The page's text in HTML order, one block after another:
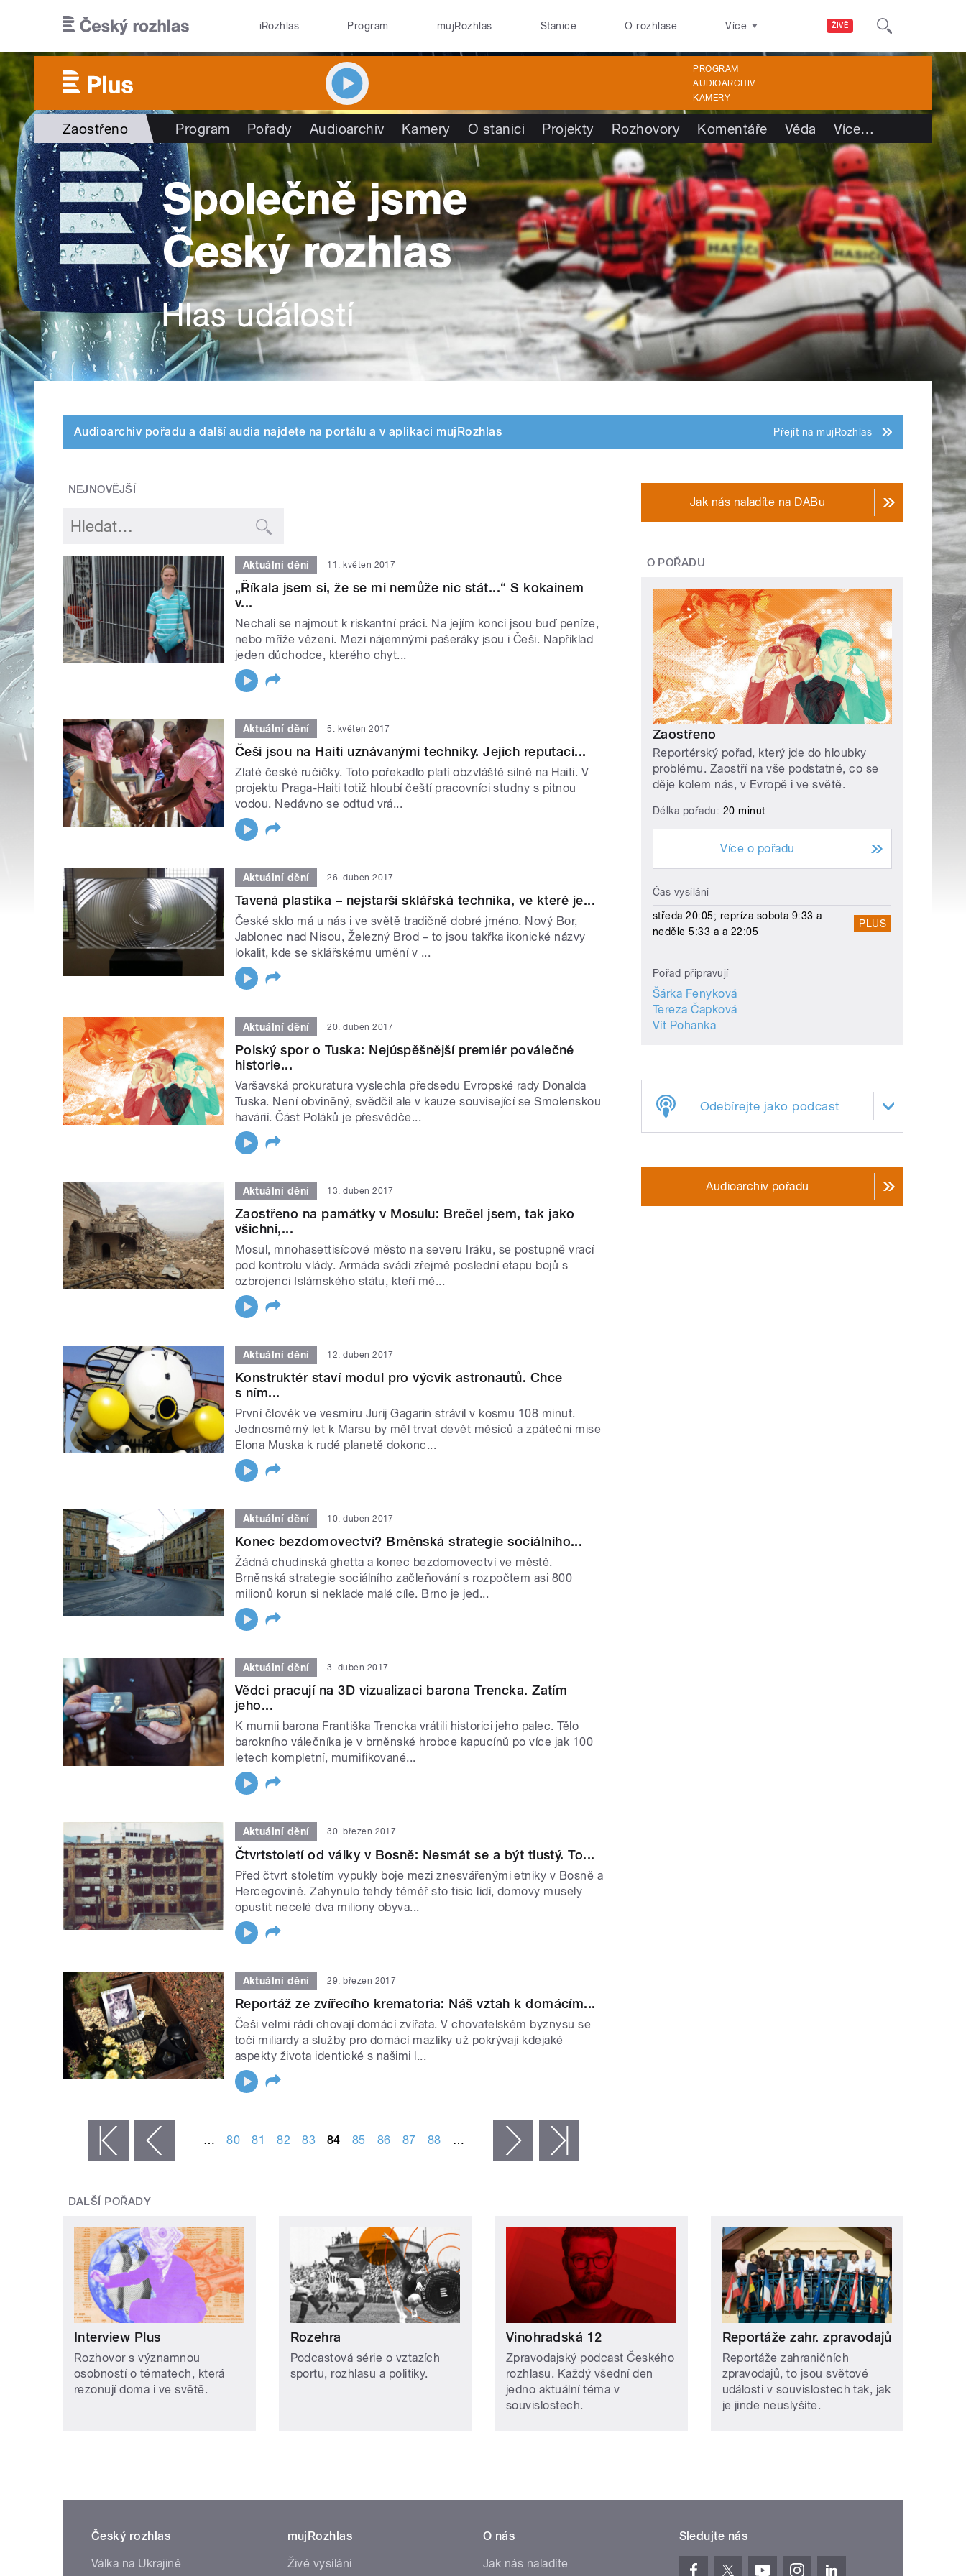
ŽIVĚ
iRozhlas Program mujRozhlas Stanice O rozhlase Více
PROGRAM
AUDIOARCHIV
KAMERY
Zaostřeno Program Pořady Audioarchiv Kamery O stanici Projekty Rozhovory Komentáře Věda Více…
Audioarchiv pořadu a další audia najdete na portálu a v aplikaci mujRozhlas Přejít na mujRozhlas
NEJNOVĚJŠÍ
Aktuální dění 11. květen 2017
„Říkala jsem si, že se mi nemůže nic stát...“ S kokainem
v...
Nechali se najmout k riskantní práci. Na jejím konci jsou buď peníze,
nebo mříže vězení. Mezi nájemnými pašeráky jsou i Češi. Například
jeden důchodce, kterého chyt...
Aktuální dění 5. květen 2017
Češi jsou na Haiti uznávanými techniky. Jejich reputaci...
Zlaté české ručičky. Toto pořekadlo platí obzvláště silně na Haiti. V
projektu Praga-Haiti totiž hloubí čeští pracovníci studny s pitnou
vodou. Nedávno se odtud vrá...
Aktuální dění 26. duben 2017
Tavená plastika – nejstarší sklářská technika, ve které je...
České sklo má u nás i ve světě tradičně dobré jméno. Nový Bor,
Jablonec nad Nisou, Železný Brod – to jsou takřka ikonické názvy
lokalit, kde se sklářskému umění v ...
Aktuální dění 20. duben 2017
Polský spor o Tuska: Nejúspěšnější premiér poválečné
historie...
Varšavská prokuratura vyslechla předsedu Evropské rady Donalda
Tuska. Není obviněný, svědčil ale v kauze související se Smolenskou
havárií. Část Poláků je přesvědče...
Aktuální dění 13. duben 2017
Zaostřeno na památky v Mosulu: Brečel jsem, tak jako
všichni,...
Mosul, mnohasettisícové město na severu Iráku, se postupně vrací
pod kontrolu vlády. Armáda svádí zřejmě poslední etapu bojů s
ozbrojenci Islámského státu, kteří mě...
Aktuální dění 12. duben 2017
Konstruktér staví modul pro výcvik astronautů. Chce
s ním...
První člověk ve vesmíru Jurij Gagarin strávil v kosmu 108 minut.
Jednosměrný let k Marsu by měl trvat devět měsíců a zpáteční mise
Elona Muska k rudé planetě dokonc...
Aktuální dění 10. duben 2017
Konec bezdomovectví? Brněnská strategie sociálního...
Žádná chudinská ghetta a konec bezdomovectví ve městě.
Brněnská strategie sociálního začleňování s rozpočtem asi 800
milionů korun si neklade malé cíle. Brno je jed...
Aktuální dění 3. duben 2017
Vědci pracují na 3D vizualizaci barona Trencka. Zatím
jeho...
K mumii barona Františka Trencka vrátili historici jeho palec. Tělo
barokního válečníka je v brněnské hrobce kapucínů po více jak 100
letech kompletní, mumifikované...
Aktuální dění 30. březen 2017
Čtvrtstoletí od války v Bosně: Nesmát se a být tlustý. To...
Před čtvrt stoletím vypukly boje mezi znesvářenými etniky v Bosně a
Hercegovině. Zahynulo tehdy téměř sto tisíc lidí, domovy musely
opustit necelé dva miliony obyva...
Aktuální dění 29. březen 2017
Reportáž ze zvířecího krematoria: Náš vztah k domácím...
Češi velmi rádi chovají domácí zvířata. V chovatelském byznysu se
točí miliardy a služby pro domácí mazlíky už pokrývají kdejaké
aspekty života identické s našimi l...
‹ předchozí … 80 81 82 83 84 85 86 87 88 … následující ›
Jak nás naladíte na DABu
O POŘADU
Zaostřeno
Reportérský pořad, který jde do hloubky
problému. Zaostří na vše podstatné, co se
děje kolem nás, v Evropě i ve světě.
Délka pořadu: 20 minut
Více o pořadu
Čas vysílání
středa 20:05; repríza sobota 9:33 a
neděle 5:33 a a 22:05
PLUS
Pořad připravují
Šárka Fenyková
Tereza Čapková
Vít Pohanka
Odebírejte jako podcast
Audioarchiv pořadu
DALŠÍ POŘADY
Interview Plus
Rozhovor s významnou
osobností o tématech, která
rezonují doma i ve světě.
Rozehra
Podcastová série o vztazích
sportu, rozhlasu a politiky.
Vinohradská 12
Zpravodajský podcast Českého
rozhlasu. Každý všední den
jedno aktuální téma v
souvislostech.
Reportáže zahr. zpravodajů
Reportáže zahraničních
zpravodajů, to jsou světové
události v souvislostech tak, jak
je jinde neuslyšíte.
Český rozhlas
Válka na Ukrajině
mujRozhlas
Živé vysílání
O nás
Jak nás naladíte
Sledujte nás